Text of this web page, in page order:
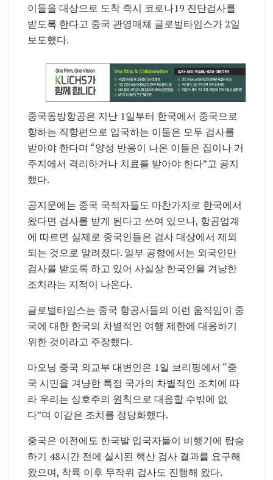
이들을 대상으로 도착 즉시 코로나19 진단검사를
받도록 한다고 중국 관영매체 글로벌타임스가 2일
보도했다.
중국동방항공은 지난 1일부터 한국에서 중국으로
향하는 직항편으로 입국하는 이들은 모두 검사를
받아야 한다며 “양성 반응이 나온 이들은 집이나 거
주지에서 격리하거나 치료를 받아야 한다”고 공지
했다.
공지문에는 중국 국적자들도 마찬가지로 한국에서
왔다면 검사를 받게 된다고 쓰여 있으나, 항공업계
에 따르면 실제로 중국인들은 검사 대상에서 제외
되는 것으로 알려졌다. 일부 공항에서는 외국인만
검사를 받도록 하고 있어 사실상 한국인을 겨냥한
조치라는 지적이 나온다.
글로벌타임스는 중국 항공사들의 이런 움직임이 중
국에 대한 한국의 차별적인 여행 제한에 대응하기
위한 것이라고 주장했다.
마오닝 중국 외교부 대변인은 1일 브리핑에서 “중
국 시민을 겨냥한 특정 국가의 차별적인 조치에 따
라 우리는 상호주의 원칙으로 대응할 수밖에 없
다”며 이같은 조치를 정당화했다.
중국은 이전에도 한국발 입국자들이 비행기에 탑승
하기 48시간 전에 실시된 핵산 검사 결과를 요구해
왔으며, 착륙 이후 무작위 검사도 진행해 왔다.